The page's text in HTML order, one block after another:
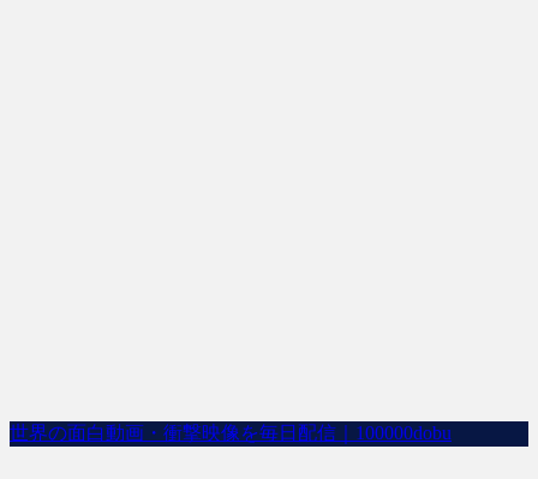
世界の面白動画・衝撃映像を毎日配信｜100000dobu